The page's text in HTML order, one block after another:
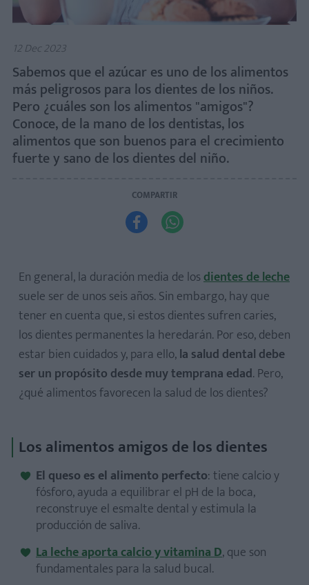
12 Dec 2023
Sabemos que el azúcar es uno de los alimentos
más peligrosos para los dientes de los niños.
Pero ¿cuáles son los alimentos "amigos"?
Conoce, de la mano de los dentistas, los
alimentos que son buenos para el crecimiento
fuerte y sano de los dientes del niño.
COMPARTIR
 
En general, la duración media de losdientes de leche
suele ser de unos seis años. Sin embargo, hay que
tener en cuenta que, si estos dientes sufren caries,
los dientes permanentes la heredarán. Por eso, deben
estar bien cuidados y, para ello,la salud dental debe
ser un propósito desde muy temprana edad. Pero,
¿qué alimentos favorecen la salud de los dientes?
Los alimentos amigos de los dientes
El queso es el alimento perfecto: tiene calcio y
fósforo, ayuda a equilibrar el pH de la boca,
reconstruye el esmalte dental y estimula la
producción de saliva.
La leche aporta calcio y vitamina D, que son
fundamentales para la salud bucal.